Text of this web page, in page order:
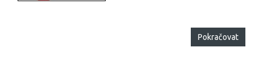
Pokračovat